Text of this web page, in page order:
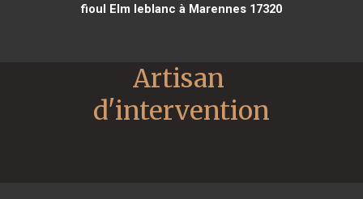
fioul Elm leblanc à Marennes 17320
Artisan
d'intervention